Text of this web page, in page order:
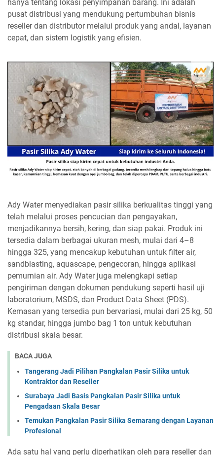
hanya tentang lokasi penyimpanan barang. Ini adalah
pusat distribusi yang mendukung pertumbuhan bisnis
reseller dan distributor melalui produk yang andal, layanan
cepat, dan sistem logistik yang efisien.
Ady Water menyediakan pasir silika berkualitas tinggi yang
telah melalui proses pencucian dan pengayakan,
menjadikannya bersih, kering, dan siap pakai. Produk ini
tersedia dalam berbagai ukuran mesh, mulai dari 4–8
hingga 325, yang mencakup kebutuhan untuk filter air,
sandblasting, aquascape, pengecoran, hingga aplikasi
pemurnian air. Ady Water juga melengkapi setiap
pengiriman dengan dokumen pendukung seperti hasil uji
laboratorium, MSDS, dan Product Data Sheet (PDS).
Kemasan yang tersedia pun bervariasi, mulai dari 25 kg, 50
kg standar, hingga jumbo bag 1 ton untuk kebutuhan
distribusi skala besar.
BACA JUGA
Tangerang Jadi Pilihan Pangkalan Pasir Silika untuk
Kontraktor dan Reseller
Surabaya Jadi Basis Pangkalan Pasir Silika untuk
Pengadaan Skala Besar
Temukan Pangkalan Pasir Silika Semarang dengan Layanan
Profesional
Ada satu hal yang perlu diperhatikan oleh para reseller dan